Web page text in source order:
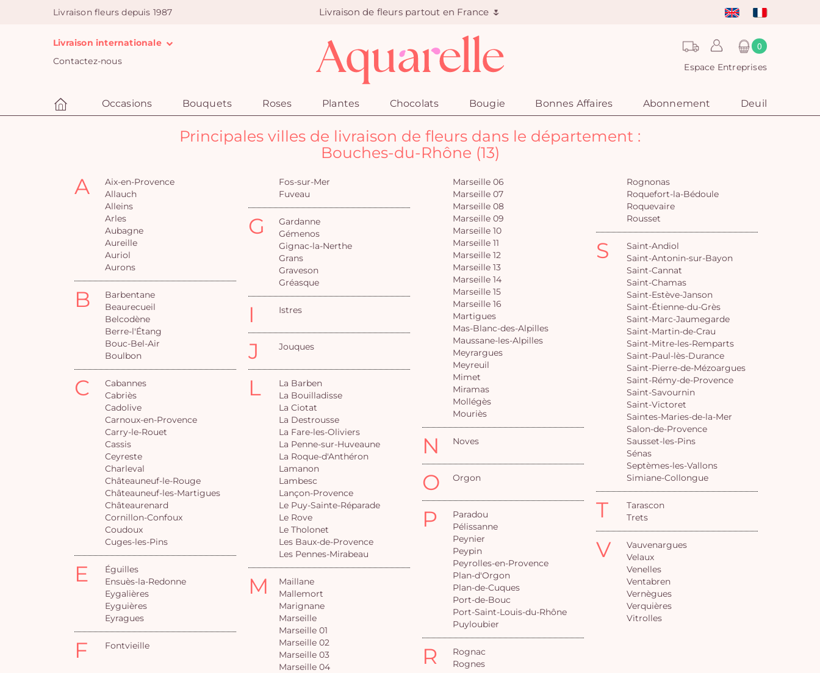
Livraison fleurs depuis 1987 Livraison de fleurs partout en France 🌷
Livraison internationale
Contactez-nous
0
Espace Entreprises
Occasions Bouquets Roses Plantes Chocolats Bougie Bonnes Affaires Abonnement Deuil
Principales villes de livraison de fleurs dans le département :
Bouches-du-Rhône (13)
A
Aix-en-Provence
Allauch
Alleins
Arles
Aubagne
Aureille
Auriol
Aurons
B
Barbentane
Beaurecueil
Belcodène
Berre-l'Étang
Bouc-Bel-Air
Boulbon
C
Cabannes
Cabriès
Cadolive
Carnoux-en-Provence
Carry-le-Rouet
Cassis
Ceyreste
Charleval
Châteauneuf-le-Rouge
Châteauneuf-les-Martigues
Châteaurenard
Cornillon-Confoux
Coudoux
Cuges-les-Pins
E
Éguilles
Ensuès-la-Redonne
Eygalières
Eyguières
Eyragues
F Fontvieille
Fos-sur-Mer
Fuveau
G
Gardanne
Gémenos
Gignac-la-Nerthe
Grans
Graveson
Gréasque
I Istres
J Jouques
L
La Barben
La Bouilladisse
La Ciotat
La Destrousse
La Fare-les-Oliviers
La Penne-sur-Huveaune
La Roque-d'Anthéron
Lamanon
Lambesc
Lançon-Provence
Le Puy-Sainte-Réparade
Le Rove
Le Tholonet
Les Baux-de-Provence
Les Pennes-Mirabeau
M
Maillane
Mallemort
Marignane
Marseille
Marseille 01
Marseille 02
Marseille 03
Marseille 04
Marseille 06
Marseille 07
Marseille 08
Marseille 09
Marseille 10
Marseille 11
Marseille 12
Marseille 13
Marseille 14
Marseille 15
Marseille 16
Martigues
Mas-Blanc-des-Alpilles
Maussane-les-Alpilles
Meyrargues
Meyreuil
Mimet
Miramas
Mollégès
Mouriès
N Noves
O Orgon
P
Paradou
Pélissanne
Peynier
Peypin
Peyrolles-en-Provence
Plan-d'Orgon
Plan-de-Cuques
Port-de-Bouc
Port-Saint-Louis-du-Rhône
Puyloubier
R
Rognac
Rognes
Rognonas
Roquefort-la-Bédoule
Roquevaire
Rousset
S
Saint-Andiol
Saint-Antonin-sur-Bayon
Saint-Cannat
Saint-Chamas
Saint-Estève-Janson
Saint-Étienne-du-Grès
Saint-Marc-Jaumegarde
Saint-Martin-de-Crau
Saint-Mitre-les-Remparts
Saint-Paul-lès-Durance
Saint-Pierre-de-Mézoargues
Saint-Rémy-de-Provence
Saint-Savournin
Saint-Victoret
Saintes-Maries-de-la-Mer
Salon-de-Provence
Sausset-les-Pins
Sénas
Septèmes-les-Vallons
Simiane-Collongue
T
Tarascon
Trets
V
Vauvenargues
Velaux
Venelles
Ventabren
Vernègues
Verquières
Vitrolles